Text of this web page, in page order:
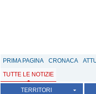
PRIMA PAGINA CRONACA
TUTTE LE NOTIZIE
TERRITORI